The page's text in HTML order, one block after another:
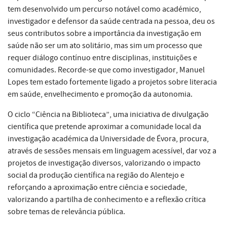
tem desenvolvido um percurso notável como académico,
investigador e defensor da saúde centrada na pessoa, deu os
seus contributos sobre a importância da investigação em
saúde não ser um ato solitário, mas sim um processo que
requer diálogo contínuo entre disciplinas, instituições e
comunidades. Recorde-se que como investigador, Manuel
Lopes tem estado fortemente ligado a projetos sobre literacia
em saúde, envelhecimento e promoção da autonomia.
O ciclo “Ciência na Biblioteca”, uma iniciativa de divulgação
científica que pretende aproximar a comunidade local da
investigação académica da Universidade de Évora, procura,
através de sessões mensais em linguagem acessível, dar voz a
projetos de investigação diversos, valorizando o impacto
social da produção científica na região do Alentejo e
reforçando a aproximação entre ciência e sociedade,
valorizando a partilha de conhecimento e a reflexão crítica
sobre temas de relevância pública.